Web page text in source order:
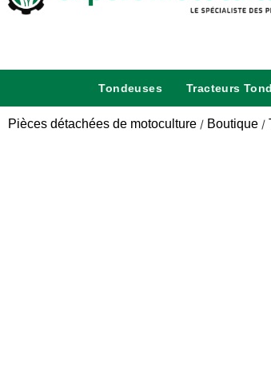
Tondeuses Tracteurs
Pièces détachées de motoculture / Boutique /